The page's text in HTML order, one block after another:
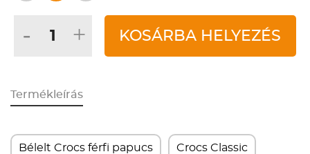
- + KOSÁRBA HELYEZÉS
Termékleírás
Bélelt Crocs férfi papucs Crocs Classic